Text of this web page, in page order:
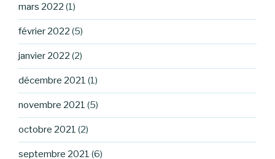
mars 2022 (1)
février 2022 (5)
janvier 2022 (2)
décembre 2021 (1)
novembre 2021 (5)
octobre 2021 (2)
septembre 2021 (6)